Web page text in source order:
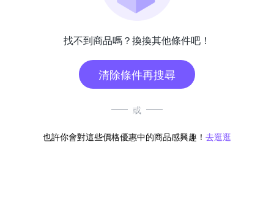
找不到商品嗎？換換其他條件吧！
清除條件再搜尋
或
也許你會對這些價格優惠中的商品感興趣！ 去逛逛